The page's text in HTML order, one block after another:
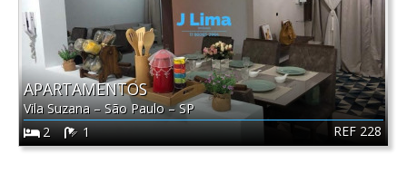
REF 228
APARTAMENTOS
Vila Suzana–São Paulo–SP
2
1